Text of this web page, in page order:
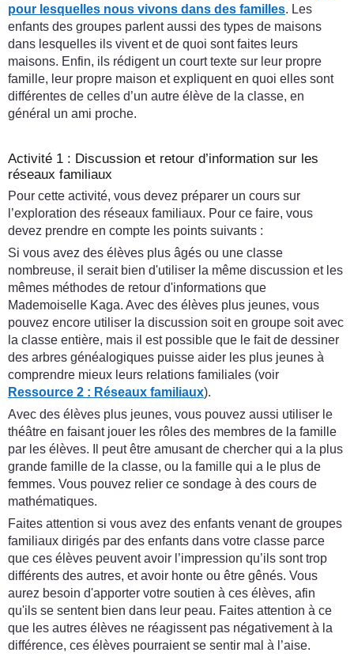
pour lesquelles nous vivons dans des familles. Les
enfants des groupes parlent aussi des types de maisons
dans lesquelles ils vivent et de quoi sont faites leurs
maisons. Enfin, ils rédigent un court texte sur leur propre
famille, leur propre maison et expliquent en quoi elles sont
différentes de celles d’un autre élève de la classe, en
général un ami proche.
Activité 1 : Discussion et retour d’information sur les
réseaux familiaux
Pour cette activité, vous devez préparer un cours sur
l’exploration des réseaux familiaux. Pour ce faire, vous
devez prendre en compte les points suivants :
Si vous avez des élèves plus âgés ou une classe
nombreuse, il serait bien d'utiliser la même discussion et les
mêmes méthodes de retour d'informations que
Mademoiselle Kaga. Avec des élèves plus jeunes, vous
pouvez encore utiliser la discussion soit en groupe soit avec
la classe entière, mais il est possible que le fait de dessiner
des arbres généalogiques puisse aider les plus jeunes à
comprendre mieux leurs relations familiales (voir
Ressource 2 : Réseaux familiaux).
Avec des élèves plus jeunes, vous pouvez aussi utiliser le
théâtre en faisant jouer les rôles des membres de la famille
par les élèves. Il peut être amusant de chercher qui a la plus
grande famille de la classe, ou la famille qui a le plus de
femmes. Vous pouvez relier ce sondage à des cours de
mathématiques.
Faites attention si vous avez des enfants venant de groupes
familiaux dirigés par des enfants dans votre classe parce
que ces élèves peuvent avoir l’impression qu’ils sont trop
différents des autres, et avoir honte ou être gênés. Vous
aurez besoin d'apporter votre soutien à ces élèves, afin
qu'ils se sentent bien dans leur peau. Faites attention à ce
que les autres élèves ne réagissent pas négativement à la
différence, ces élèves pourraient se sentir mal à l’aise.